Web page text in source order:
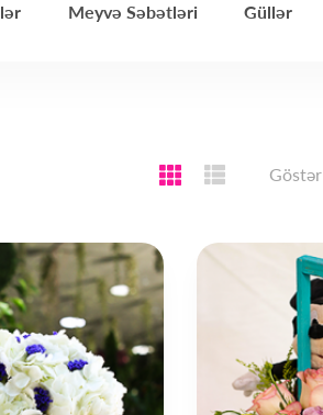
Meyvə Səbətləri Güllər
Göstər